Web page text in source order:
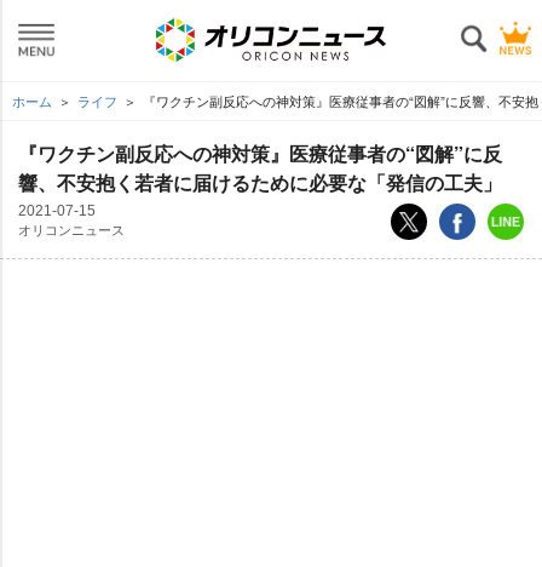
ホーム ライフ 『ワクチン副反応への神対策』医療従事者の“図解”に反響、不安
『ワクチン副反応への神対策』医療従事者の“図解”に反
響、不安抱く若者に届けるために必要な「発信の工夫」
2021-07-15
オリコンニュース